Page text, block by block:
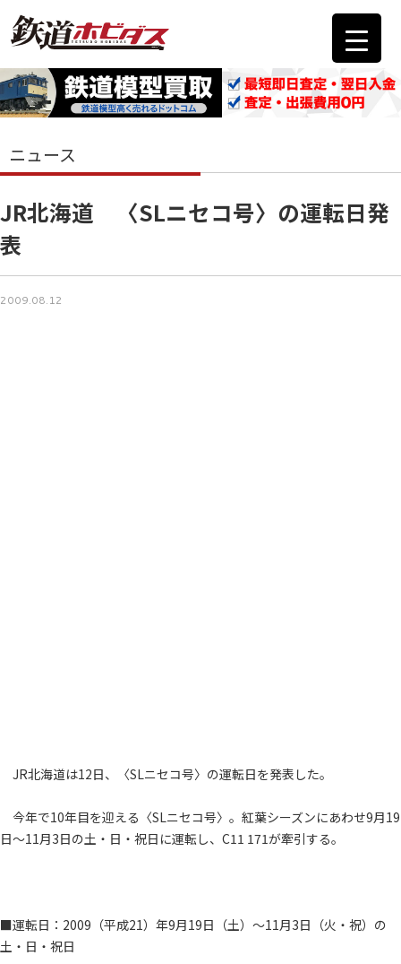
ニュース
JR北海道 〈SLニセコ号〉の運転日発
表
2009.08.12
JR北海道は12日、〈SLニセコ号〉の運転日を発表した。
今年で10年目を迎える〈SLニセコ号〉。紅葉シーズンにあわせ9月19
日～11月3日の土・日・祝日に運転し、C11 171が牽引する。
■運転日：2009（平成21）年9月19日（土）～11月3日（火・祝）の
土・日・祝日